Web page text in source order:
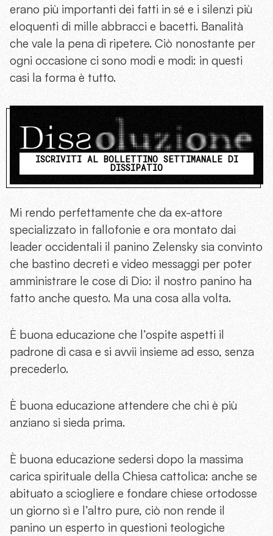
erano più importanti dei fatti in sé e i silenzi più
eloquenti di mille abbracci e bacetti. Banalità
che vale la pena di ripetere. Ciò nonostante per
ogni occasione ci sono modi e modi: in questi
casi la forma è tutto.
ISCRIVITI AL BOLLETTINO SETTIMANALE DI
DISSIPATIO
Mi rendo perfettamente che da ex-attore
specializzato in fallofonie e ora montato dai
leader occidentali il panino Zelensky sia convinto
che bastino decreti e video messaggi per poter
amministrare le cose di Dio: il nostro panino ha
fatto anche questo. Ma una cosa alla volta.
È buona educazione che l’ospite aspetti il
padrone di casa e si avvii insieme ad esso, senza
precederlo.
È buona educazione attendere che chi è più
anziano si sieda prima.
È buona educazione sedersi dopo la massima
carica spirituale della Chiesa cattolica: anche se
abituato a sciogliere e fondare chiese ortodosse
un giorno sì e l’altro pure, ciò non rende il
panino un esperto in questioni teologiche